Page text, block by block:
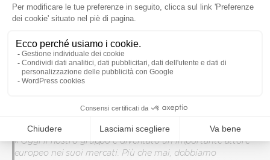
«Oggi il nostro gruppo è diventato un importante attore
europeo nei suoi mercati. Più che mai, dobbiamo